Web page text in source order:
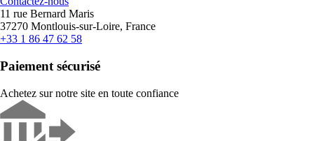
11 rue Bernard Maris
37270 Montlouis-sur-Loire, France
+33 1 86 47 62 58
Paiement sécurisé
Achetez sur notre site en toute confiance